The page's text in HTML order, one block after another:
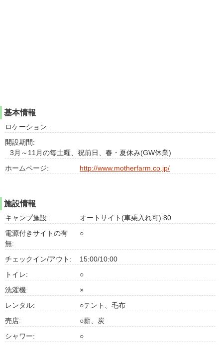
基本情報
ロケーション:
開設期間:
3月～11月の毎土曜、祝前日、春・夏休み(GW休業)
ホームページ:
http://www.motherfarm.co.jp/
施設情報
キャンプ施設:
オートサイト(車乗入れ可):80
電源付きサイトの有
無:
○
チェックイン/アウト:
15:00/10:00
トイレ:
○
洗濯機:
×
レンタル:
○テント、毛布
売店:
○薪、炭
シャワー:
○